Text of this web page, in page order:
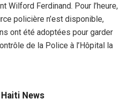
Wilford Ferdinand. Pour l’heure,
policière n’est disponible,
ont été adoptées pour garder
de la Police à l’Hôpital la
News